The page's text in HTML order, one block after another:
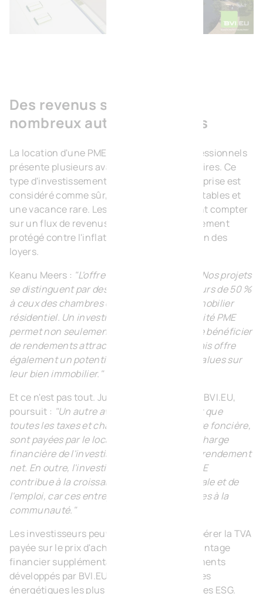
Des revenus stables et de
nombreux autres avantages
La location d'une PME à des locataires professionnels
présente plusieurs avantages supplémentaires. Ce
type d'investissement en immobilier d'entreprise est
considéré comme sûr, avec des locataires stables et
une vacance rare. Les investisseurs peuvent compter
sur un flux de revenus régulier, qui est également
protégé contre l'inflation grâce à l'indexation des
loyers.
Keanu Meers : "L'offre est vraiment unique. Nos projets
se distinguent par des rendements supérieurs de 50 %
à ceux des chambres d'étudiants et de l'immobilier
résidentiel. Un investissement dans une unité PME
permet non seulement aux investisseurs de bénéficier
de rendements attractifs à partir de 5 %, mais offre
également un potentiel croissant de plus-values sur
leur bien immobilier."
Et ce n'est pas tout. Jurgen Mesens, CEO de BVI.EU,
poursuit : "Un autre avantage important est que
toutes les taxes et charges, y compris la taxe foncière,
sont payées par le locataire. Cela allège la charge
financière de l'investisseur et augmente le rendement
net. En outre, l'investissement dans des PME
contribue à la croissance de l'économie locale et de
l'emploi, car ces entreprises sont essentielles à la
communauté."
Les investisseurs peuvent également récupérer la TVA
payée sur le prix d'achat, ce qui offre un avantage
financier supplémentaire. De plus, les bâtiments
développés par BVI.EU répondent aux normes
énergétiques les plus récentes et aux critères ESG.